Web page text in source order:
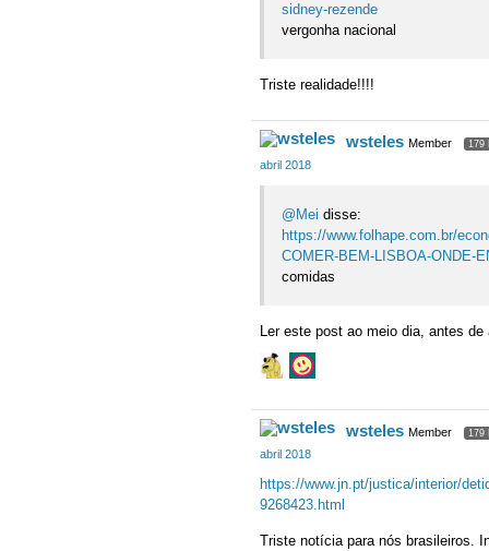
sidney-rezende
vergonha nacional
Triste realidade!!!!
wsteles Member 179
abril 2018
@Mei disse:
https://www.folhape.com.br/
COMER-BEM-LISBOA-ONDE-
comidas
Ler este post ao meio dia, antes
wsteles Member 179
abril 2018
https://www.jn.pt/justica/interior/
9268423.html
Triste notícia para nós brasileiros.